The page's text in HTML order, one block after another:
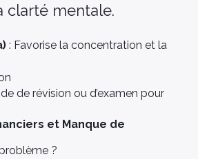
clarté mentale.
: Favorise la concentration et la
de révision ou d’examen pour
et Manque de
?